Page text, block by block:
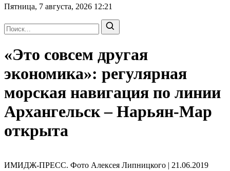
Пятница, 7 августа, 2026 12:21
«Это совсем другая
экономика»: регулярная
морская навигация по линии
Архангельск – Нарьян-Мар
открыта
ИМИДЖ-ПРЕСС. Фото Алексея Липницкого | 21.06.2019